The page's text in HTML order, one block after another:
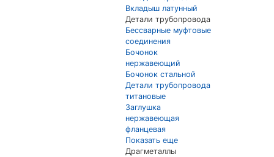
Вкладыш латунный
Детали трубопровода
Бессварные муфтовые
соединения
Бочонок
нержавеющий
Бочонок стальной
Детали трубопровода
титановые
Заглушка
нержавеющая
фланцевая
Показать еще
Драгметаллы